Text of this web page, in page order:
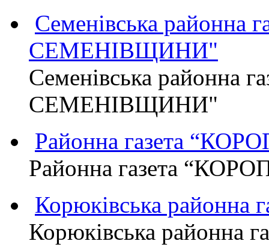
Семенівська районна
СЕМЕНІВЩИНИ"
Семенівська районна
СЕМЕНІВЩИНИ"
Районна газета
Районна газета
Корюківська районна
Корюківська районна